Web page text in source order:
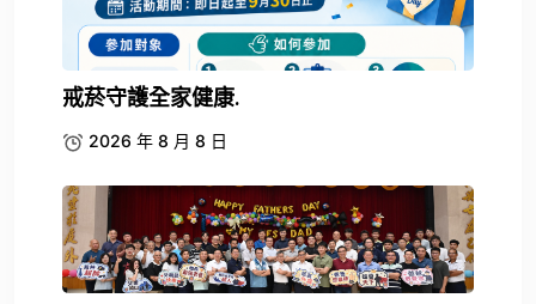
戒菸守護全家健康.
2026 年 8 月 8 日